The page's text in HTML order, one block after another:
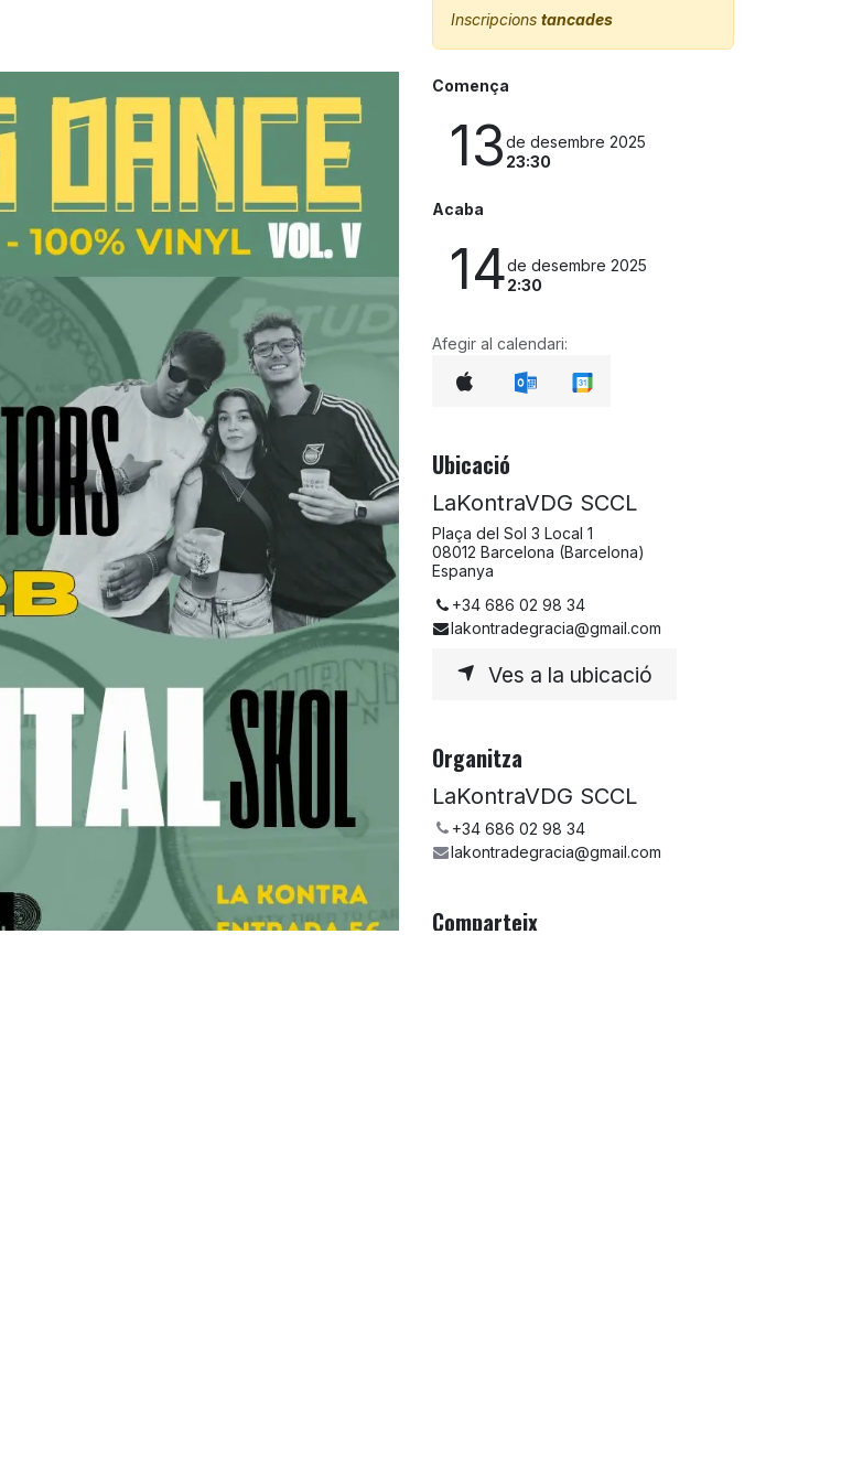
Inscripcions tancades
Comença
13de desembre 2025
23:30
Acaba
14de desembre 2025
2:30
Afegir al calendari:
Ubicació
LaKontraVDG SCCL
Plaça del Sol 3 Local 1
08012 Barcelona (Barcelona)
Espanya
+34 686 02 98 34
lakontradegracia@gmail.com
Ves a la ubicació
Organitza
LaKontraVDG SCCL
+34 686 02 98 34
lakontradegracia@gmail.com
Comparteix